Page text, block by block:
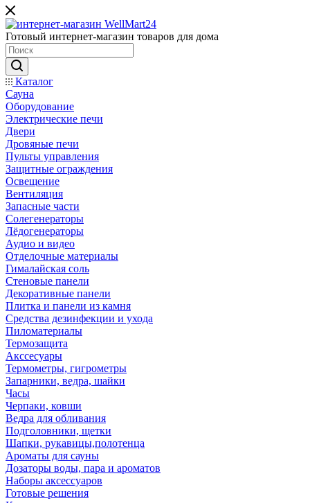
Готовый интернет-магазин товаров для дома
Каталог
Сауна
Оборудование
Электрические печи
Двери
Дровяные печи
Пульты управления
Защитные ограждения
Освещение
Вентиляция
Запасные части
Солегенераторы
Лёдогенераторы
Аудио и видео
Отделочные материалы
Гималайская соль
Стеновые панели
Декоративные панели
Плитка и панели из камня
Средства дезинфекции и ухода
Пиломатериалы
Термозащита
Аксcесуары
Термометры, гигрометры
Запарники, ведра, шайки
Часы
Черпаки, ковши
Ведра для обливания
Подголовники, щетки
Шапки, рукавицы,полотенца
Ароматы для сауны
Дозаторы воды, пара и ароматов
Наборы аксессуаров
Готовые решения